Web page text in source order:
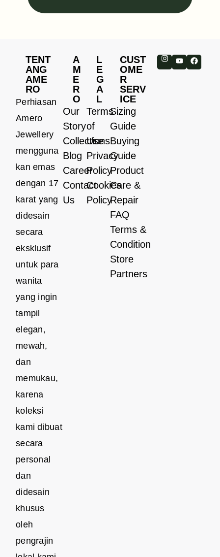
TENT
ANG
AME
RO
Perhiasan
Amero
Jewellery
mengguna
kan emas
dengan 17
karat yang
didesain
secara
eksklusif
untuk para
wanita
yang ingin
tampil
elegan,
mewah,
dan
memukau,
karena
koleksi
kami dibuat
secara
personal
dan
didesain
khusus
oleh
pengrajin
A
M
E
R
O
Our
Story
Collections
Blog
Career
Contact
Us
L
E
G
A
L
Terms
of
Use
Privacy
Policy
Cookies
Policy
CUST
OME
R
SERV
ICE
Sizing
Guide
Buying
Guide
Product
Care &
Repair
FAQ
Terms &
Condition
Store
Partners